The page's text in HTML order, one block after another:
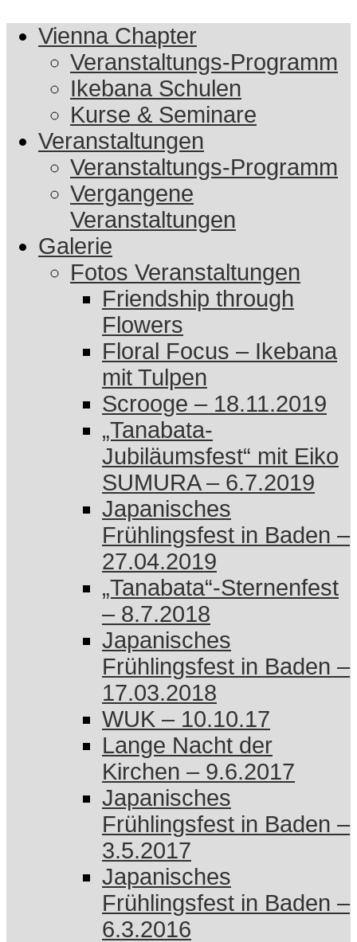
Vienna Chapter
Veranstaltungs-Programm
Ikebana Schulen
Kurse & Seminare
Veranstaltungen
Veranstaltungs-Programm
Vergangene
Veranstaltungen
Galerie
Fotos Veranstaltungen
Friendship through
Flowers
Floral Focus – Ikebana
mit Tulpen
Scrooge – 18.11.2019
„Tanabata-
Jubiläumsfest“ mit Eiko
SUMURA – 6.7.2019
Japanisches
Frühlingsfest in Baden –
27.04.2019
„Tanabata“-Sternenfest
– 8.7.2018
Japanisches
Frühlingsfest in Baden –
17.03.2018
WUK – 10.10.17
Lange Nacht der
Kirchen – 9.6.2017
Japanisches
Frühlingsfest in Baden –
3.5.2017
Japanisches
Frühlingsfest in Baden –
6.3.2016